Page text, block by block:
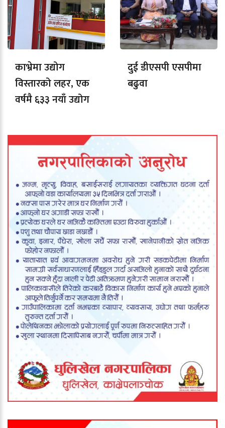
काभ्रेमा उद्योग
विस्तारको लहर, एक
वर्षमै ६३३ नयाँ उद्योग
दुई डीएसपी एसपीमा
बढुवा